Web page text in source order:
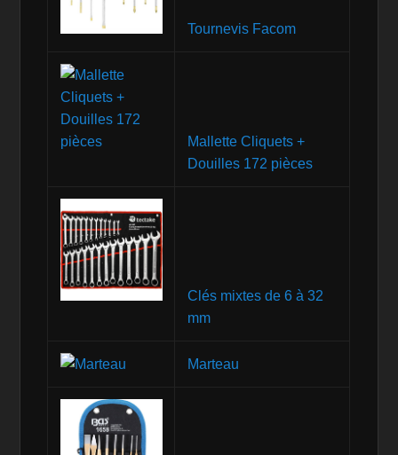
Tournevis Facom
Mallette Cliquets +
Douilles 172 pièces
Clés mixtes de 6 à 32
mm
Marteau